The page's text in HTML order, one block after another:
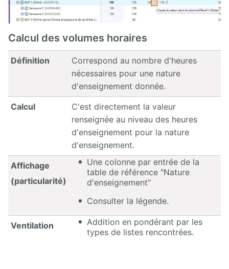
Calcul des volumes horaires
Définition
Correspond au nombre d'heures
nécessaires pour une nature
d'enseignement donnée.
Calcul
C'est directement la valeur
renseignée au niveau des heures
d'enseignement pour la nature
d'enseignement.
Affichage
(particularité)
Une colonne par entrée de la
table de référence "Nature
d'enseignement"
Consulter la légende.
Ventilation
Addition en pondérant par les
types de listes rencontrées.